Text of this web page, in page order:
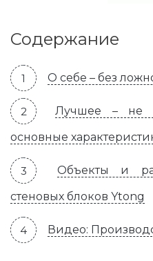
Содержание
О себе – без
Лучшее – не
основные
Объекты и
стеновых блоков Ytong
Видео: